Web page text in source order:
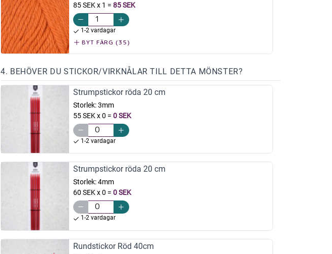
85 SEK x 1 = 85 SEK
1-2 vardagar
BYT FÄRG (35)
4. BEHÖVER DU STICKOR/VIRKNÅLAR TILL DETTA MÖNSTER?
Strumpstickor röda 20 cm
Storlek:3mm
55 SEK x 0 = 0 SEK
1-2 vardagar
Strumpstickor röda 20 cm
Storlek:4mm
60 SEK x 0 = 0 SEK
1-2 vardagar
Rundstickor Röd 40cm